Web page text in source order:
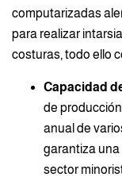
computarizadas
para realizar
costuras, todo ello
Capacidad
de
anual de
garantiza una
sector